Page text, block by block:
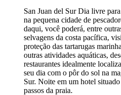
San Juan del Sur Dia livre
na pequena cidade de
daqui, você poderá, entre
selvagens da costa pacífica,
proteção das tartarugas
outras atividades aquáticas,
restaurantes idealmente
seu dia com o pôr do sol na
Sur. Noite em um hotel
passos da praia.